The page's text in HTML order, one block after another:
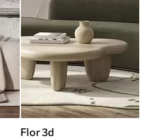
Flor 3d